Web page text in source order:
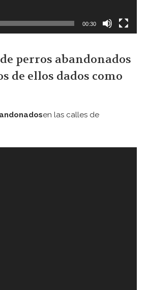
00:30
perros abandonados
de ellos dados como
en las calles de